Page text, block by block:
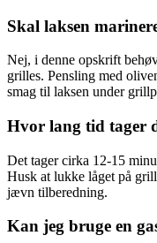
Skal laksen
Nej, i denne opskrift
grilles. Pensling med
smag til laksen under
Hvor lang tid tager
Det tager cirka 12-15
Husk at lukke låget på
jævn tilberedning.
Kan jeg bruge en